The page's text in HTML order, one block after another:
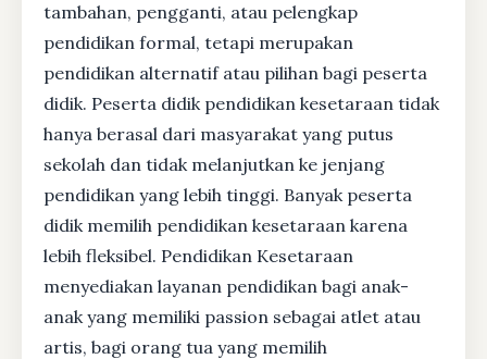
tambahan, pengganti, atau pelengkap
pendidikan formal, tetapi merupakan
pendidikan alternatif atau pilihan bagi peserta
didik. Peserta didik pendidikan kesetaraan tidak
hanya berasal dari masyarakat yang putus
sekolah dan tidak melanjutkan ke jenjang
pendidikan yang lebih tinggi. Banyak peserta
didik memilih pendidikan kesetaraan karena
lebih fleksibel. Pendidikan Kesetaraan
menyediakan layanan pendidikan bagi anak-
anak yang memiliki passion sebagai atlet atau
artis, bagi orang tua yang memilih